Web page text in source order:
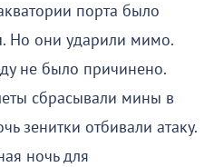
порта было
Но они ударили мимо.
не было причинено.
сбрасывали мины в
зенитки отбивали атаку.
ночь для